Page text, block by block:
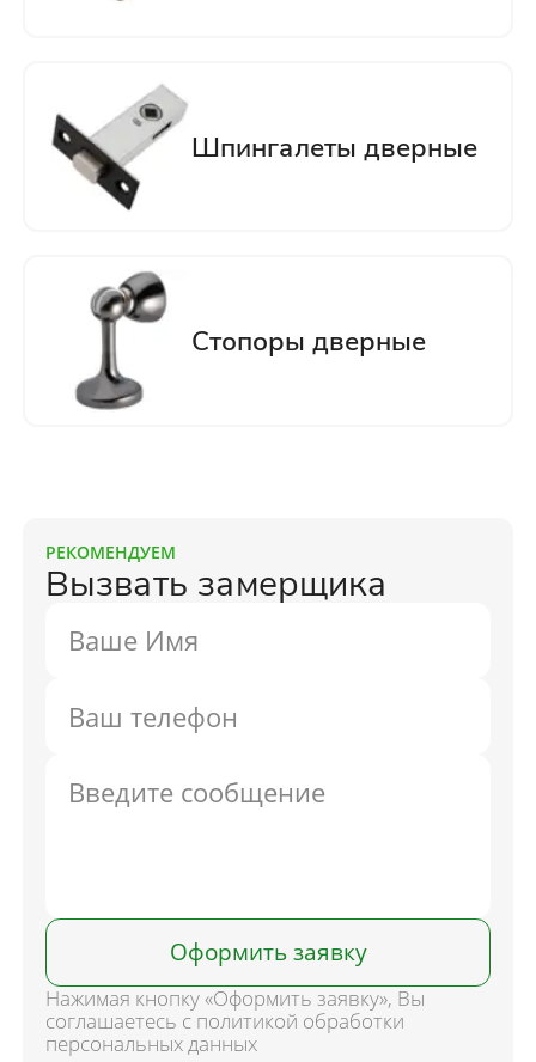
РЕКОМЕНДУЕМ
Вызвать замерщика
Оформить заявку
Нажимая кнопку «Оформить заявку», Вы
соглашаетесь с политикой обработки
персональных данных